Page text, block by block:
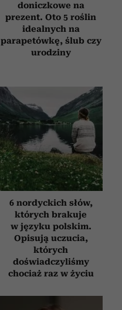
doniczkowe na
prezent. Oto 5 roślin
idealnych na
parapetówkę, ślub czy
urodziny
6 nordyckich słów,
których brakuje
w języku polskim.
Opisują uczucia,
których
doświadczyliśmy
chociaż raz w życiu